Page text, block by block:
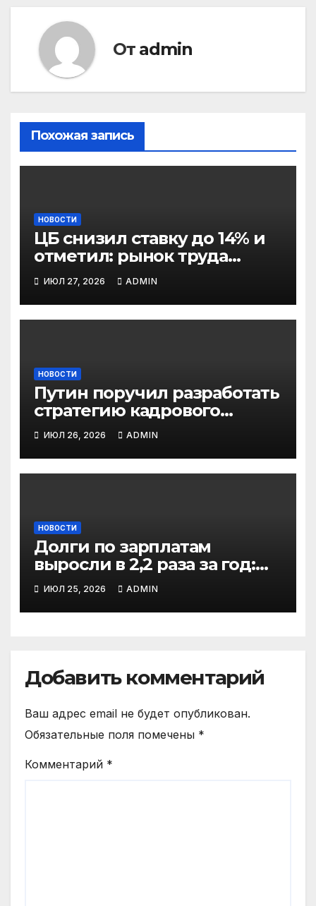
От admin
Похожая запись
НОВОСТИ
ЦБ снизил ставку до 14% и
отметил: рынок труда
постепенно остывает
ИЮЛ 27, 2026 ADMIN
НОВОСТИ
Путин поручил разработать
стратегию кадрового
развития до 2036 года: что
изменится
ИЮЛ 26, 2026 ADMIN
НОВОСТИ
Долги по зарплатам
выросли в 2,2 раза за год:
кто в зоне риска
ИЮЛ 25, 2026 ADMIN
Добавить комментарий
Ваш адрес email не будет опубликован.
Обязательные поля помечены *
Комментарий *